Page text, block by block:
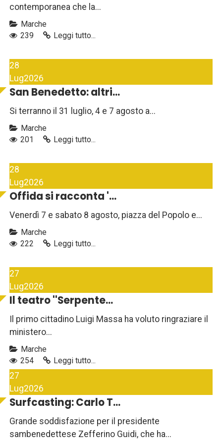
contemporanea che la...
Marche
239
Leggi tutto...
28
Lug2026
San Benedetto: altri...
Si terranno il 31 luglio, 4 e 7 agosto a...
Marche
201
Leggi tutto...
28
Lug2026
Offida si racconta '...
Venerdì 7 e sabato 8 agosto, piazza del Popolo e...
Marche
222
Leggi tutto...
27
Lug2026
Il teatro ''Serpente...
Il primo cittadino Luigi Massa ha voluto ringraziare il
ministero...
Marche
254
Leggi tutto...
27
Lug2026
Surfcasting: Carlo T...
Grande soddisfazione per il presidente
sambenedettese Zefferino Guidi, che ha...